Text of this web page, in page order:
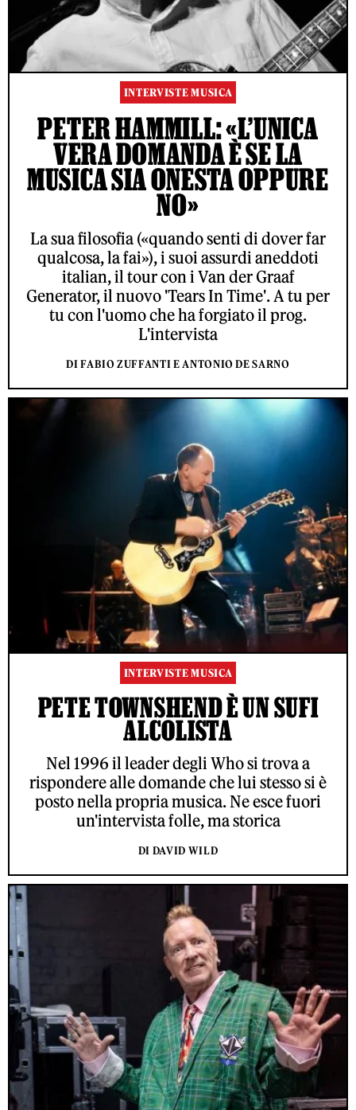
INTERVISTE MUSICA
PETER HAMMILL: «L’UNICA
VERA DOMANDA È SE LA
MUSICA SIA ONESTA OPPURE
NO»
La sua filosofia («quando senti di dover far
qualcosa, la fai»), i suoi assurdi aneddoti
italian, il tour con i Van der Graaf
Generator, il nuovo 'Tears In Time'. A tu per
tu con l'uomo che ha forgiato il prog.
L'intervista
DI FABIO ZUFFANTI E ANTONIO DE SARNO
INTERVISTE MUSICA
PETE TOWNSHEND È UN SUFI
ALCOLISTA
Nel 1996 il leader degli Who si trova a
rispondere alle domande che lui stesso si è
posto nella propria musica. Ne esce fuori
un'intervista folle, ma storica
DI DAVID WILD